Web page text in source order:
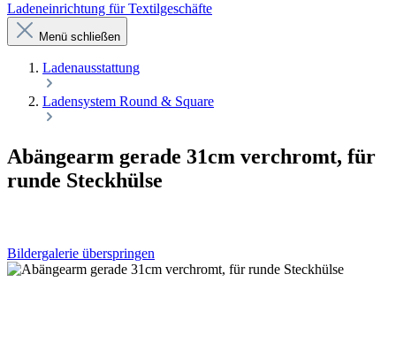
Ladeneinrichtung für Textilgeschäfte
Menü schließen
Laden­ausstattung
Ladensystem Round & Square
Abängearm gerade 31cm verchromt, für
runde Steckhülse
Bildergalerie überspringen